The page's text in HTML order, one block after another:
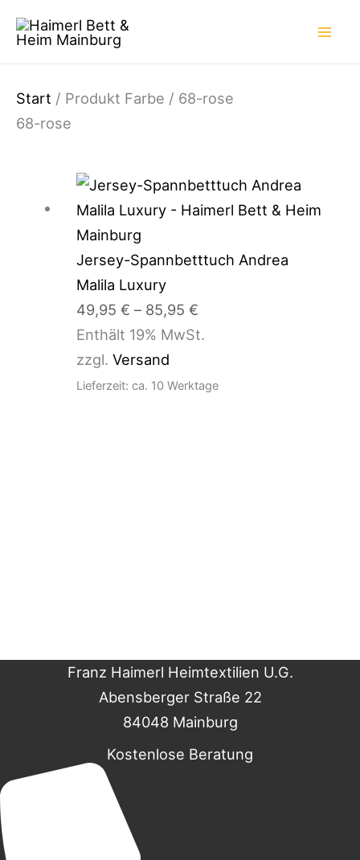
Inhalt
Start / Produkt Farbe / 68-rose
68-rose
Jersey-Spannbetttuch Andrea
Malila Luxury
49,95 € – 85,95 €
Preisspanne:
49,95 €
85,95 €
Enthält 19% MwSt.
zzgl. Versand
Lieferzeit: ca. 10 Werktage
Franz Haimerl Heimtextilien U.G.
Abensberger Straße 22
84048 Mainburg
Kostenlose Beratung